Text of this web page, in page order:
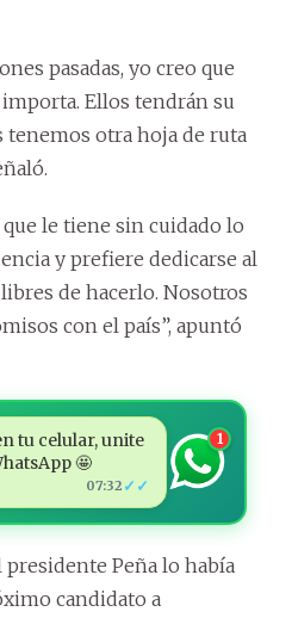
pasadas, yo creo que
importa. Ellos tendrán su
tenemos otra hoja de ruta
le tiene sin cuidado lo
y prefiere dedicarse al
de hacerlo. Nosotros
con el país”, apuntó
tu celular, unite
🤩
07:32 ✓✓
1
presidente Peña lo había
candidato a